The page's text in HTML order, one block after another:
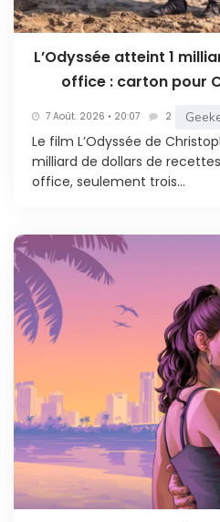
L’Odyssée atteint 1
office : carton pour
7 Août. 2026 • 20:07 2
Le film L’Odyssée de
milliard de dollars de
office, seulement trois...